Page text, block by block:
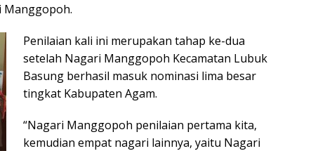
Manggopoh.
Penilaian kali ini merupakan tahap ke-dua
setelah Nagari Manggopoh Kecamatan Lubuk
Basung berhasil masuk nominasi lima besar
tingkat Kabupaten Agam.
“Nagari Manggopoh penilaian pertama kita,
kemudian empat nagari lainnya, yaitu Nagari